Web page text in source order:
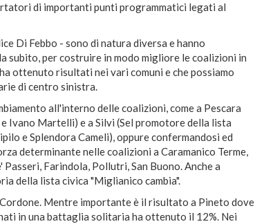
di importanti punti programmatici legati al
Di Febbo - sono di natura diversa e hanno
subito, per costruire in modo migliore le coalizioni in
ottenuto risultati nei vari comuni e che possiamo
di centro sinistra.
all'interno delle coalizioni, come a Pescara
Ivano Martelli) e a Silvi (Sel promotore della lista
e Splendora Cameli), oppure confermandosi ed
determinante nelle coalizioni a Caramanico Terme,
Farindola, Pollutri, San Buono. Anche a
della lista civica "Miglianico cambia".
Mentre importante è il risultato a Pineto dove
in una battaglia solitaria ha ottenuto il 12%. Nei